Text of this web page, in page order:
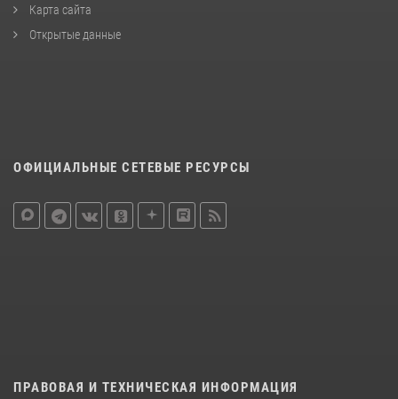
Карта сайта
Открытые данные
ОФИЦИАЛЬНЫЕ СЕТЕВЫЕ РЕСУРСЫ
ПРАВОВАЯ И ТЕХНИЧЕСКАЯ ИНФОРМАЦИЯ